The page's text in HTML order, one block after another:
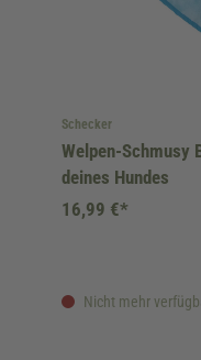
Schecker
Welpen-Schmusy
deines Hundes
Nicht mehr
16,99 €*